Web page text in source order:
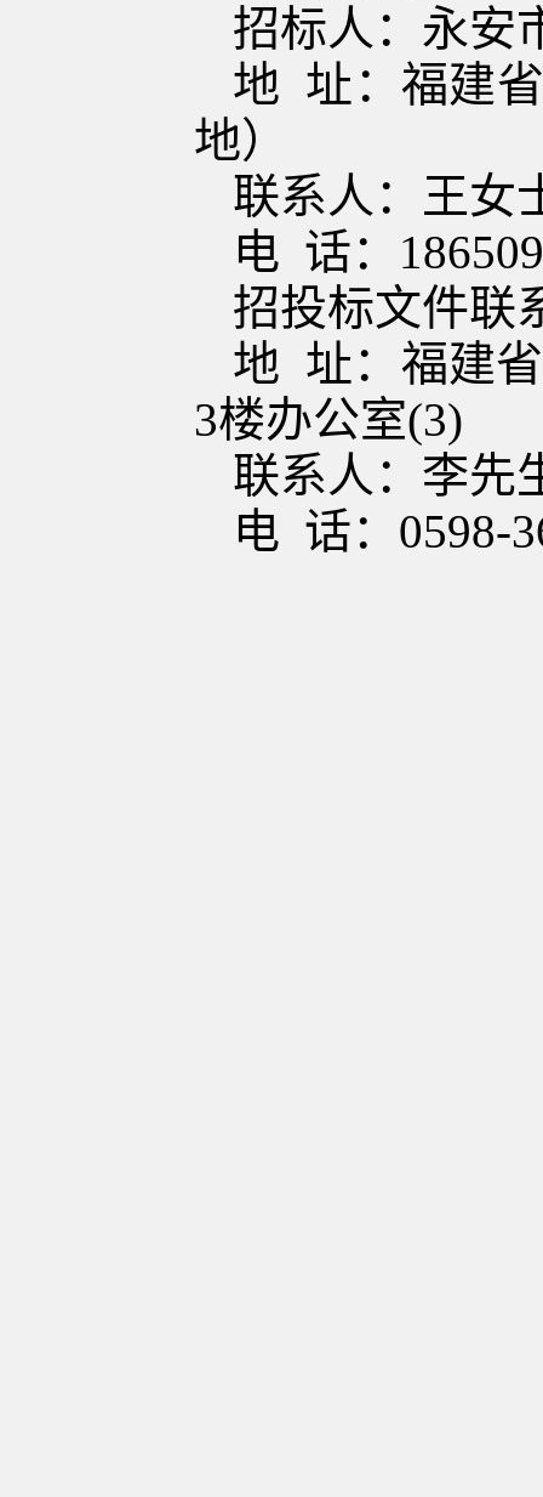
招标人：永安
地 址：福建
地）
联系人： 王女
电 话：
招投标文件联
地 址：福建省
3楼办公室(3)
联系人： 李先
电 话： 0598-